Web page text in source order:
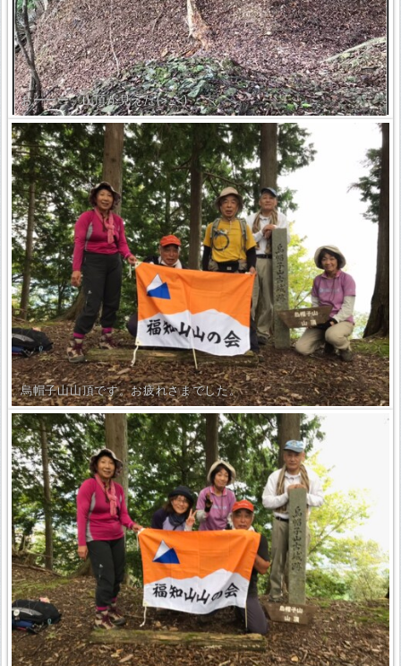
おーーー、山頂が見えた(>_<)
烏帽子山山頂です。お疲れさまでした。